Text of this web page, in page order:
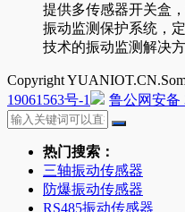
提供多传感器开关盒
振动监测保护系统，
技术的振动监测解决方
Copyright
19061563号-1
鲁公网安备
热门搜索：
三轴振动传感器
防爆振动传感器
RS485振动传感器